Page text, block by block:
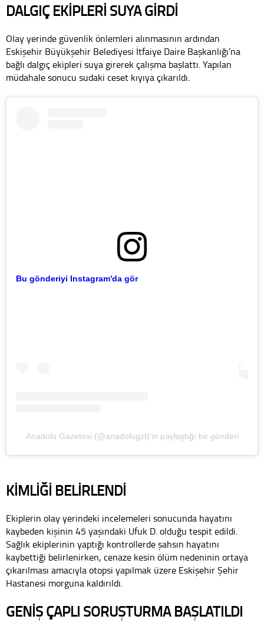
DALGIÇ EKİPLERİ SUYA GİRDİ
Olay yerinde güvenlik önlemleri alınmasının ardından
Eskişehir Büyükşehir Belediyesi İtfaiye Daire Başkanlığı’na
bağlı dalgıç ekipleri suya girerek çalışma başlattı. Yapılan
müdahale sonucu sudaki ceset kıyıya çıkarıldı.
Bu gönderiyi Instagram'da gör
Anadolu Gazetesi (@anadolugzt)'in paylaştığı bir gönderi
KİMLİĞİ BELİRLENDİ
Ekiplerin olay yerindeki incelemeleri sonucunda hayatını
kaybeden kişinin 45 yaşındaki Ufuk D. olduğu tespit edildi.
Sağlık ekiplerinin yaptığı kontrollerde şahsın hayatını
kaybettiği belirlenirken, cenaze kesin ölüm nedeninin ortaya
çıkarılması amacıyla otopsi yapılmak üzere Eskişehir Şehir
Hastanesi morguna kaldırıldı.
GENİŞ ÇAPLI SORUŞTURMA BAŞLATILDI